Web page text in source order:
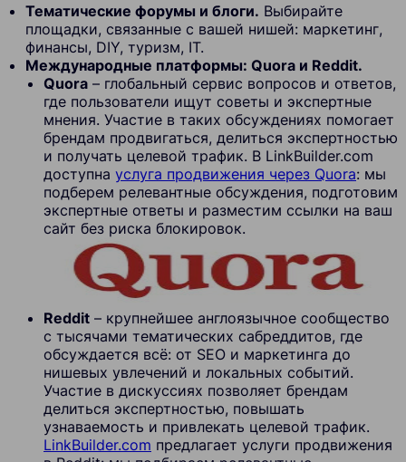
Тематические форумы и блоги. Выбирайте
площадки, связанные с вашей нишей: маркетинг,
финансы, DIY, туризм, IT.
Международные платформы: Quora и Reddit.
Quora – глобальный сервис вопросов и ответов,
где пользователи ищут советы и экспертные
мнения. Участие в таких обсуждениях помогает
брендам продвигаться, делиться экспертностью
и получать целевой трафик. В LinkBuilder.com
доступна услуга продвижения через Quora: мы
подберем релевантные обсуждения, подготовим
экспертные ответы и разместим ссылки на ваш
сайт без риска блокировок.
Reddit – крупнейшее англоязычное сообщество
с тысячами тематических сабреддитов, где
обсуждается всё: от SEO и маркетинга до
нишевых увлечений и локальных событий.
Участие в дискуссиях позволяет брендам
делиться экспертностью, повышать
узнаваемость и привлекать целевой трафик.
LinkBuilder.com предлагает услуги продвижения